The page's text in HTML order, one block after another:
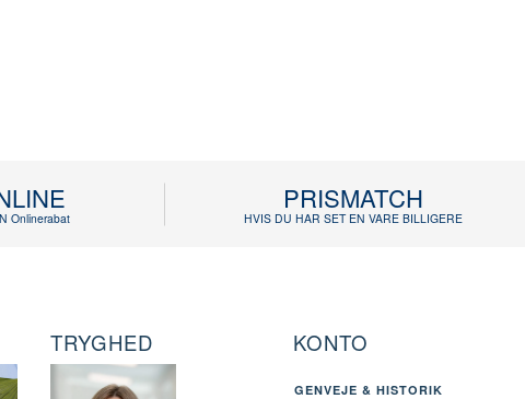
Onlinerabat
PRISMATCH
HVIS DU HAR SET EN VARE BILLIGERE
TRYGHED KONTO
GENVEJE & HISTORIK